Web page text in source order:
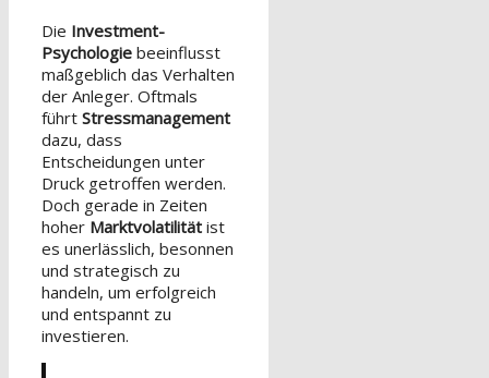
Die Investment-
Psychologie beeinflusst
maßgeblich das Verhalten
der Anleger. Oftmals
führt Stressmanagement
dazu, dass
Entscheidungen unter
Druck getroffen werden.
Doch gerade in Zeiten
hoher Marktvolatilität ist
es unerlässlich, besonnen
und strategisch zu
handeln, um erfolgreich
und entspannt zu
investieren.